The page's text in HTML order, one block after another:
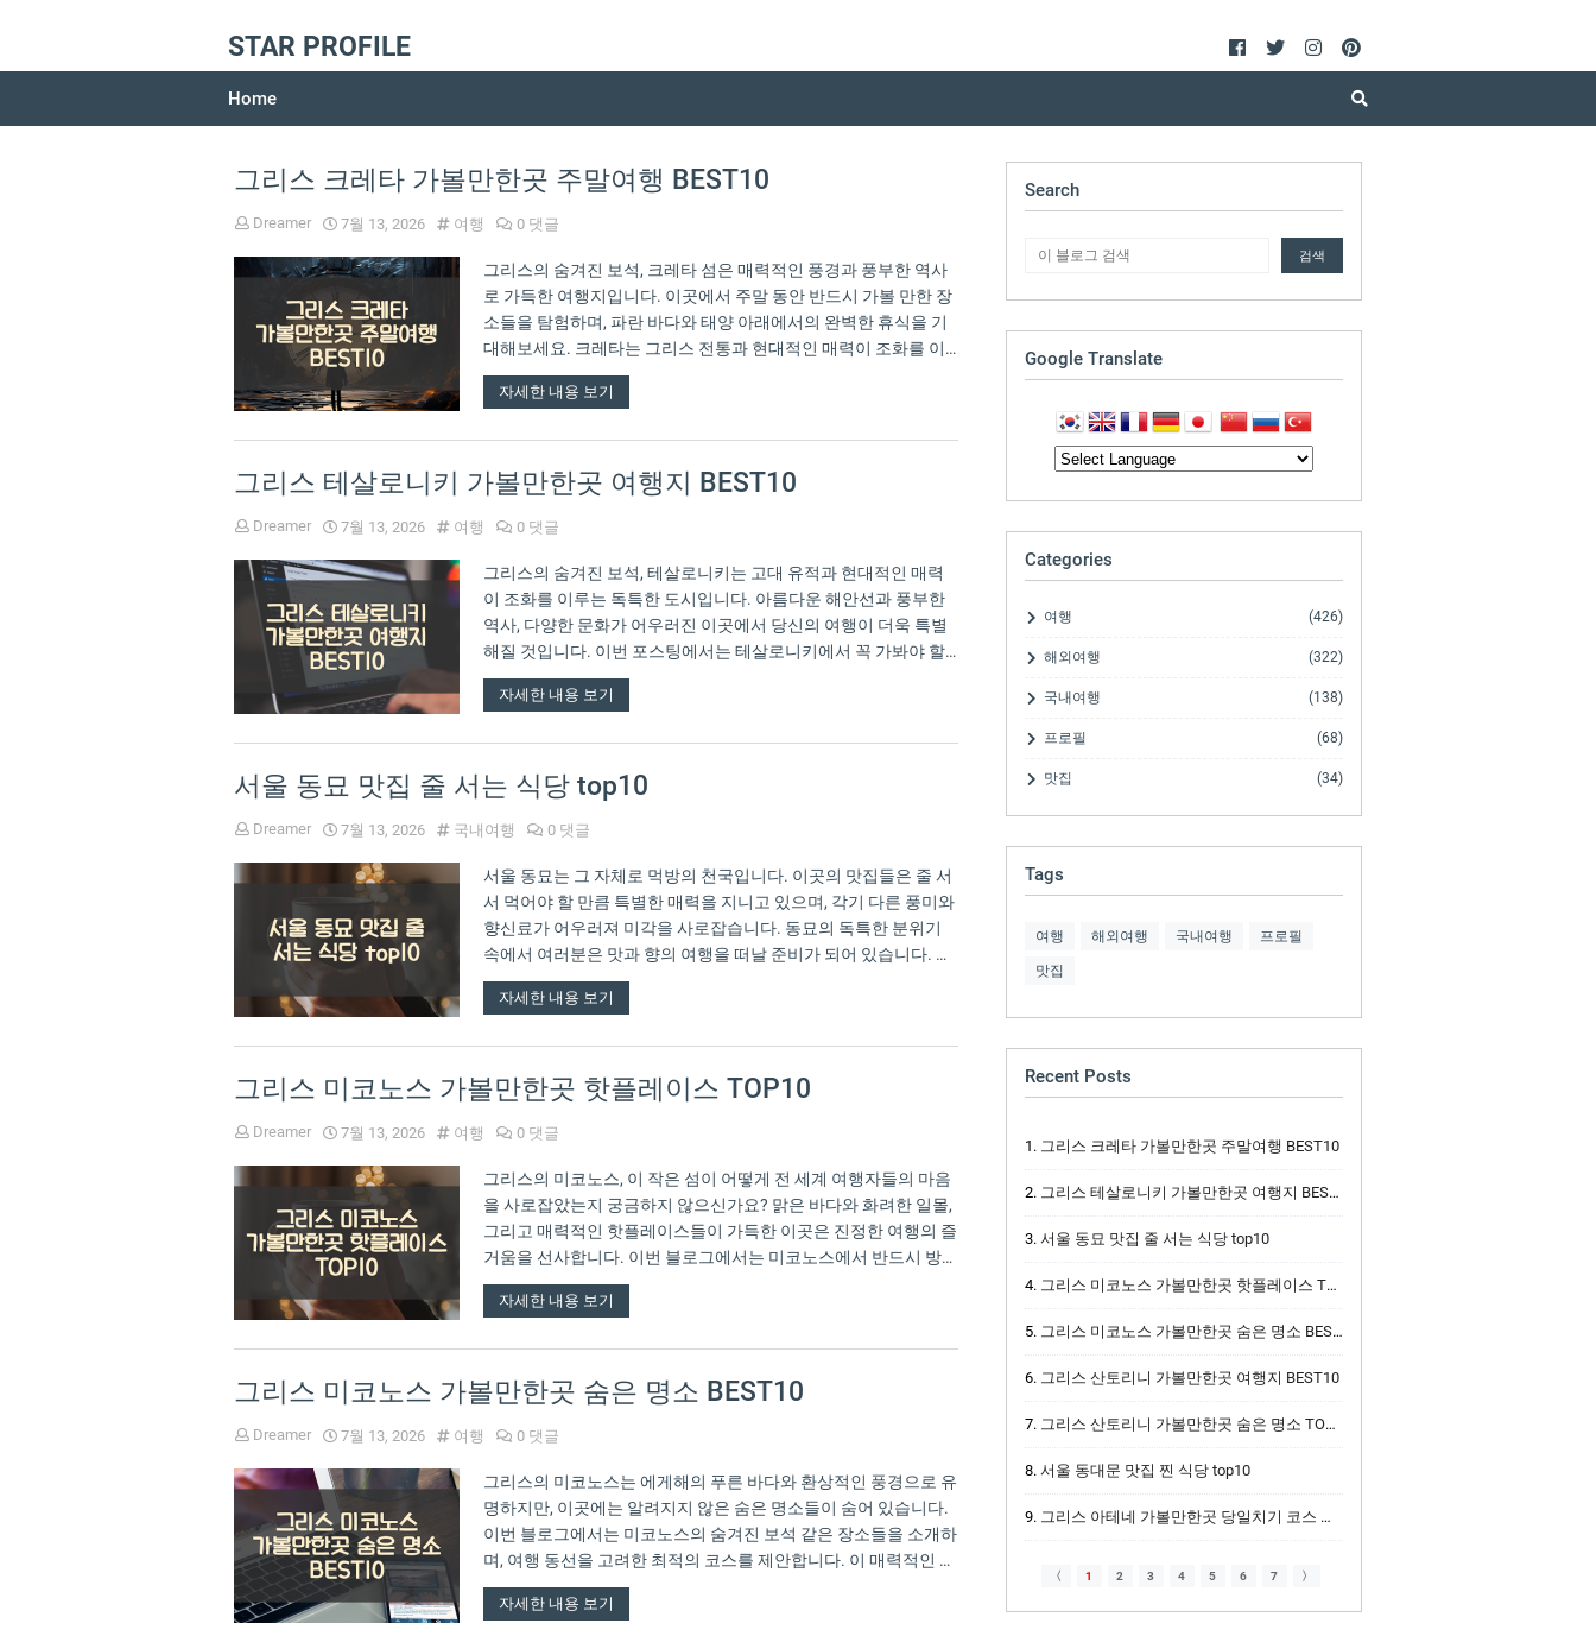
STAR PROFILE
Home
그리스 크레타 가볼만한곳 주말여행 BEST10
Dreamer 7월 13, 2026 여행 0 댓글
그리스의 숨겨진 보석, 크레타 섬은 매력적인 풍경과 풍부한 역사
로 가득한 여행지입니다. 이곳에서 주말 동안 반드시 가볼 만한 장
소들을 탐험하며, 파란 바다와 태양 아래에서의 완벽한 휴식을 기
대해보세요. 크레타는 그리스 전통과 현대적인 매력이 조화를 이
루는 곳으로,…
자세한 내용 보기
그리스 테살로니키 가볼만한곳 여행지 BEST10
Dreamer 7월 13, 2026 여행 0 댓글
그리스의 숨겨진 보석, 테살로니키는 고대 유적과 현대적인 매력
이 조화를 이루는 독특한 도시입니다. 아름다운 해안선과 풍부한
역사, 다양한 문화가 어우러진 이곳에서 당신의 여행이 더욱 특별
해질 것입니다. 이번 포스팅에서는 테살로니키에서 꼭 가봐야 할
여행지 BEST…
자세한 내용 보기
서울 동묘 맛집 줄 서는 식당 top10
Dreamer 7월 13, 2026 국내여행 0 댓글
서울 동묘는 그 자체로 먹방의 천국입니다. 이곳의 맛집들은 줄 서
서 먹어야 할 만큼 특별한 매력을 지니고 있으며, 각기 다른 풍미와
향신료가 어우러져 미각을 사로잡습니다. 동묘의 독특한 분위기
속에서 여러분은 맛과 향의 여행을 떠날 준비가 되어 있습니다. 다
양한 음…
자세한 내용 보기
그리스 미코노스 가볼만한곳 핫플레이스 TOP10
Dreamer 7월 13, 2026 여행 0 댓글
그리스의 미코노스, 이 작은 섬이 어떻게 전 세계 여행자들의 마음
을 사로잡았는지 궁금하지 않으신가요? 맑은 바다와 화려한 일몰,
그리고 매력적인 핫플레이스들이 가득한 이곳은 진정한 여행의 즐
거움을 선사합니다. 이번 블로그에서는 미코노스에서 반드시 방문
해야 할 가볼…
자세한 내용 보기
그리스 미코노스 가볼만한곳 숨은 명소 BEST10
Dreamer 7월 13, 2026 여행 0 댓글
그리스의 미코노스는 에게해의 푸른 바다와 환상적인 풍경으로 유
명하지만, 이곳에는 알려지지 않은 숨은 명소들이 숨어 있습니다.
이번 블로그에서는 미코노스의 숨겨진 보석 같은 장소들을 소개하
며, 여행 동선을 고려한 최적의 코스를 제안합니다. 이 매력적인 섬
에서의 특별…
자세한 내용 보기
Search
Google Translate
Categories
여행 (426)
해외여행 (322)
국내여행 (138)
프로필 (68)
맛집 (34)
Tags
여행 해외여행 국내여행 프로필
맛집
Recent Posts
그리스 크레타 가볼만한곳 주말여행 BEST10
그리스 테살로니키 가볼만한곳 여행지 BEST10
서울 동묘 맛집 줄 서는 식당 top10
그리스 미코노스 가볼만한곳 핫플레이스 TOP10
그리스 미코노스 가볼만한곳 숨은 명소 BEST10
그리스 산토리니 가볼만한곳 여행지 BEST10
그리스 산토리니 가볼만한곳 숨은 명소 TOP10
서울 동대문 맛집 찐 식당 top10
그리스 아테네 가볼만한곳 당일치기 코스 추천 10선
〈 1 2 3 4 5 6 7 〉